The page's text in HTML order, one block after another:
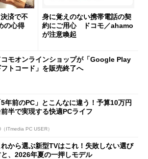
済で不
の心得
身に覚えのない携帯電話の契
約にご用心 ドコモ／ahamo
が注意喚起
コモオンラインショップが「Google Play
フトコード」を販売終了へ
5年前のPC」とこんなに違う！予算10万円
前半で実現する快適PCライフ
ITmedia PC USER）
れから選ぶ新型TVはこれ！失敗しない選び
、2026年夏の一押しモデル